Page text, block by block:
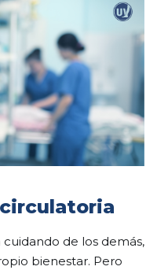
de los demás,
bienestar. Pero